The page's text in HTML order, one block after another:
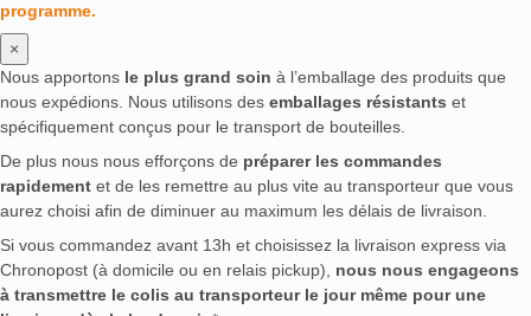
programme.
×
Nous apportons le plus grand soin à l’emballage des produits que
nous expédions. Nous utilisons des emballages résistants et
spécifiquement conçus pour le transport de bouteilles.
De plus nous nous efforçons de préparer les commandes
rapidement et de les remettre au plus vite au transporteur que vous
aurez choisi afin de diminuer au maximum les délais de livraison.
Si vous commandez avant 13h et choisissez la livraison express via
Chronopost (à domicile ou en relais pickup), nous nous engageons
à transmettre le colis au transporteur le jour même pour une